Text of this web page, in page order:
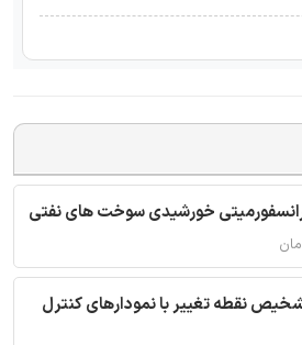
خورشیدی سوخت های نفتی
نقطه تغییر با نمودارهای کنترل